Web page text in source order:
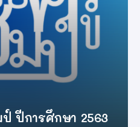
ปีการศึกษา 2562